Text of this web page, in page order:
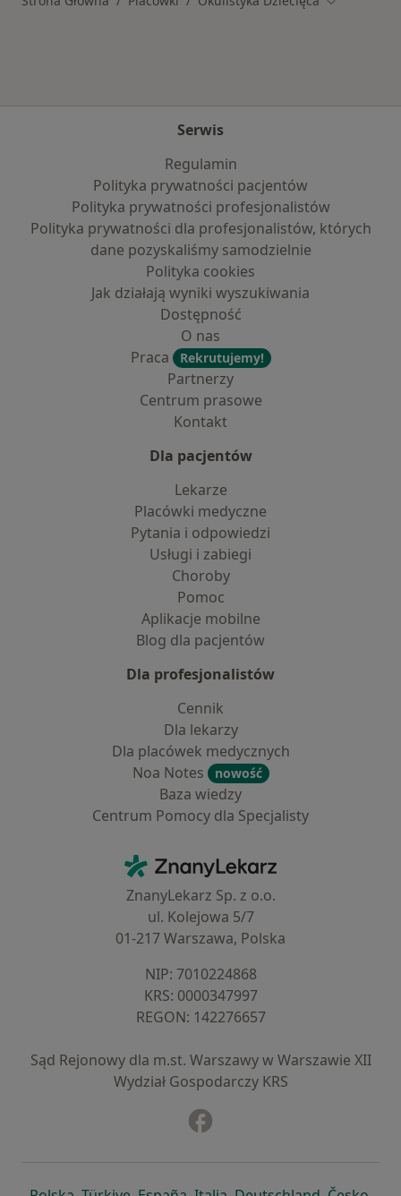
Serwis
Regulamin
Polityka prywatności pacjentów
Polityka prywatności profesjonalistów
Polityka prywatności dla profesjonalistów, których
dane pozyskaliśmy samodzielnie
Polityka cookies
Jak działają wyniki wyszukiwania
Dostępność
O nas
Praca
Rekrutujemy!
Partnerzy
Centrum prasowe
Kontakt
Dla pacjentów
Lekarze
Placówki medyczne
Pytania i odpowiedzi
Usługi i zabiegi
Choroby
Pomoc
Aplikacje mobilne
Blog dla pacjentów
Dla profesjonalistów
Cennik
Dla lekarzy
Dla placówek medycznych
Noa Notes
nowość
Baza wiedzy
Centrum Pomocy dla Specjalisty
ZnanyLekarz - Strona główna
ZnanyLekarz Sp. z o.o.
ul. Kolejowa 5/7
01-217 Warszawa, Polska
NIP: ⁠7010224868
KRS: ⁠0000347997
REGON: ⁠142276657
Sąd Rejonowy dla m.st. Warszawy w Warszawie XII
Wydział Gospodarczy KRS